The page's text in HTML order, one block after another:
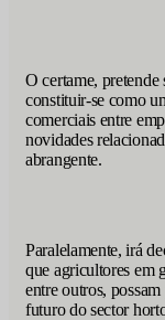
O certame,
constituir-se como
comerciais entre
novidades
abrangente.
Paralelamente, irá
que agricultores em
entre outros,
futuro do sector